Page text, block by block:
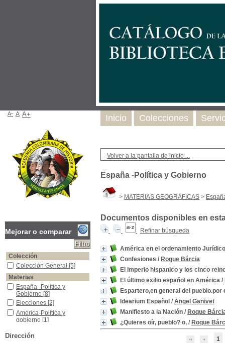
Volver a la pantalla de inicio ...
España -Política y Gobierno
> MATERIAS GEOGRÁFICAS >
Documentos disponibles en
Refinar búsqueda
América en el ordenamiento
Confesiones / Roque Bárcia
El imperio hispanico y los cinco
El último exilio español en América /
Espartero,en general del pueblo.por
Idearium Español / Angel Ganivet
Manifiesto a la Nación / Roque
¿Quieres oír, pueblo? o, / Roque
1
Inicio Colecciones
A- A A+
Mejorar o comparar
Colección
Colección General
Colección General [5]
Materias
España -Política y Gobierno
España -Política y
Gobierno [8]
Elecciones
Elecciones [2]
América-Política y gobierno
América-Política y
gobierno [1]
Cortes de Cádiz -Ordenamiento Jurídico
Ordenamiento Jurídico
Dirección